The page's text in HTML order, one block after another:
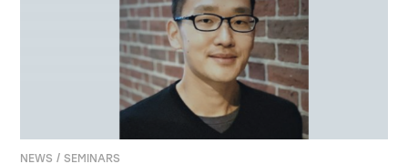
NEWS / SEMINARS